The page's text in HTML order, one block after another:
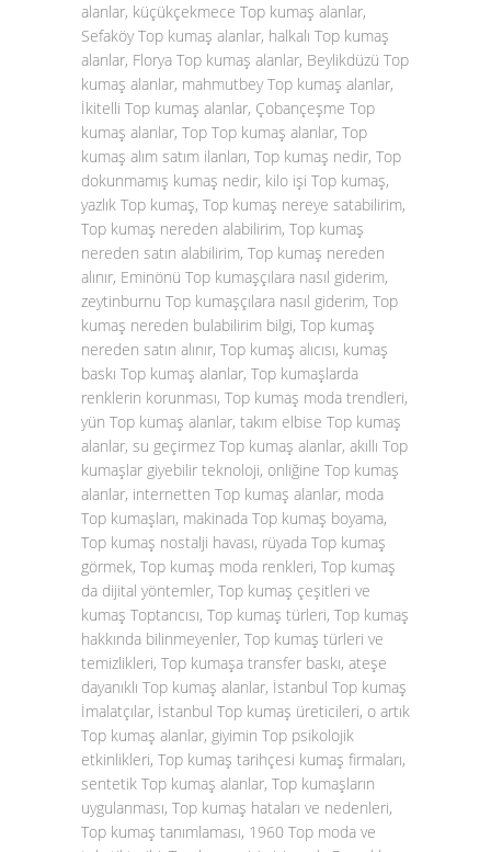
alanlar, küçükçekmece Top kumaş alanlar,
Sefaköy Top kumaş alanlar, halkalı Top kumaş
alanlar, Florya Top kumaş alanlar, Beylikdüzü Top
kumaş alanlar, mahmutbey Top kumaş alanlar,
İkitelli Top kumaş alanlar, Çobançeşme Top
kumaş alanlar, Top Top kumaş alanlar, Top
kumaş alım satım ilanları, Top kumaş nedir, Top
dokunmamış kumaş nedir, kilo işi Top kumaş,
yazlık Top kumaş, Top kumaş nereye satabilirim,
Top kumaş nereden alabilirim, Top kumaş
nereden satın alabilirim, Top kumaş nereden
alınır, Eminönü Top kumaşçılara nasıl giderim,
zeytinburnu Top kumaşçılara nasıl giderim, Top
kumaş nereden bulabilirim bilgi, Top kumaş
nereden satın alınır, Top kumaş alıcısı, kumaş
baskı Top kumaş alanlar, Top kumaşlarda
renklerin korunması, Top kumaş moda trendleri,
yün Top kumaş alanlar, takım elbise Top kumaş
alanlar, su geçirmez Top kumaş alanlar, akıllı Top
kumaşlar giyebilir teknoloji, onliğine Top kumaş
alanlar, internetten Top kumaş alanlar, moda
Top kumaşları, makinada Top kumaş boyama,
Top kumaş nostalji havası, rüyada Top kumaş
görmek, Top kumaş moda renkleri, Top kumaş
da dijital yöntemler, Top kumaş çeşitleri ve
kumaş Toptancısı, Top kumaş türleri, Top kumaş
hakkında bilinmeyenler, Top kumaş türleri ve
temizlikleri, Top kumaşa transfer baskı, ateşe
dayanıklı Top kumaş alanlar, İstanbul Top kumaş
İmalatçılar, İstanbul Top kumaş üreticileri, o artık
Top kumaş alanlar, giyimin Top psikolojik
etkinlikleri, Top kumaş tarihçesi kumaş firmaları,
sentetik Top kumaş alanlar, Top kumaşların
uygulanması, Top kumaş hataları ve nedenleri,
Top kumaş tanımlaması, 1960 Top moda ve